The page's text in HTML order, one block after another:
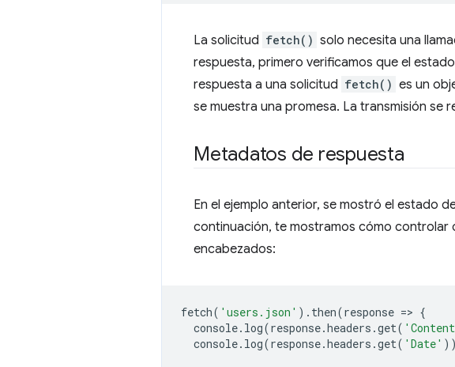
La solicitud fetch() solo necesita una
respuesta, primero verificamos que el
respuesta a una solicitud fetch() es un
se muestra una promesa. La transmisión se
Metadatos de respuesta
En el ejemplo anterior, se mostró el estado
continuación, te mostramos cómo
encabezados:
fetch( 'users.json' ). then(response => {
console. log(response.headers .get(
console. log(response.headers .get( 'Date'